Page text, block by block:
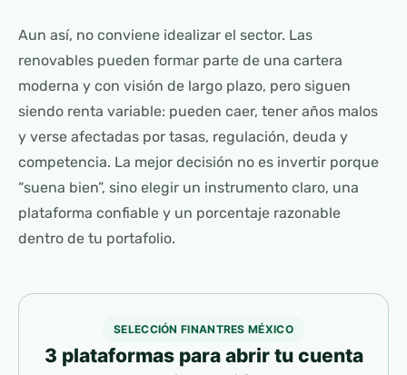
Aun así, no conviene idealizar el sector. Las
renovables pueden formar parte de una cartera
moderna y con visión de largo plazo, pero siguen
siendo renta variable: pueden caer, tener años malos
y verse afectadas por tasas, regulación, deuda y
competencia. La mejor decisión no es invertir porque
“suena bien”, sino elegir un instrumento claro, una
plataforma confiable y un porcentaje razonable
dentro de tu portafolio.
SELECCIÓN FINANTRES MÉXICO
3 plataformas para abrir tu cuenta